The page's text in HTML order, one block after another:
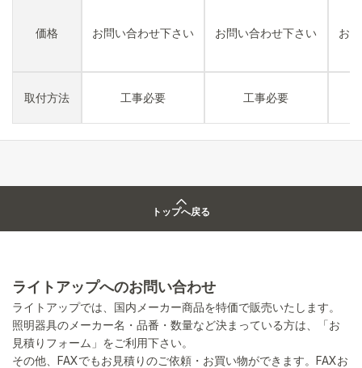
価格
取付方法
お問い合わせ下さい
工事必要
お問い合わせ下さい
工事必要
お
トップへ戻る
ライトアップへのお問い合わせ
ライトアップでは、国内メーカー商品を特価で販売いたします。
照明器具のメーカー名・品番・数量など決まっている方は、「お
見積りフォーム」をご利用下さい。
その他、FAXでもお見積りのご依頼・お買い物ができます。FAXお